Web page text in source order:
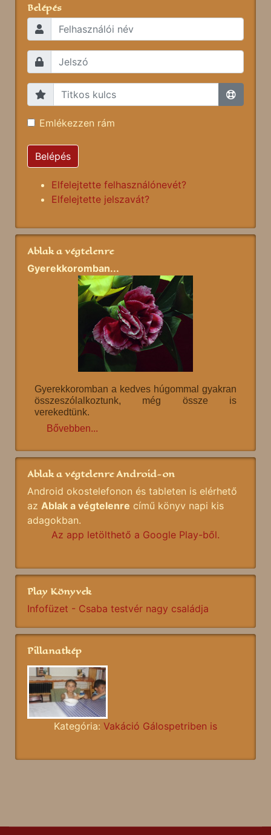
Belépés
Emlékezzen rám
Belépés
Elfelejtette felhasználónevét?
Elfelejtette jelszavát?
Ablak a végtelenre
Gyerekkoromban...
Gyerekkoromban a kedves húgommal gyakran
összeszólalkoztunk, még össze is
verekedtünk.
Bővebben...
Ablak a végtelenre Android-on
Android okostelefonon és tableten is elérhető
az Ablak a végtelenre című könyv napi kis
adagokban.
Az app letölthető a Google Play-ből.
Play Könyvek
Infofüzet - Csaba testvér nagy családja
Pillanatkép
Kategória: Vakáció Gálospetriben is